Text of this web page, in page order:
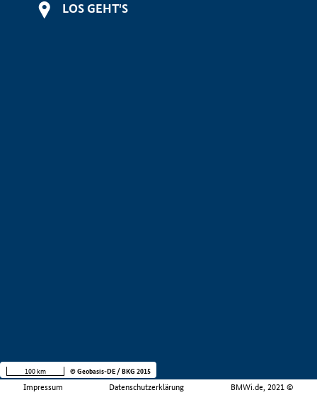
LOS GEHT'S
Impressum Datenschutzerklärung BMWi.de, 2021 ©
100 km © Geobasis-DE / BKG 2015